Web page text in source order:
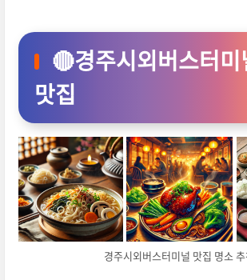
🔴경주시외버스터미
맛집
경주시외버스터미널 맛집 명소